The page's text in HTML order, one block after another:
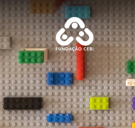
Passar para o conteúdo principal